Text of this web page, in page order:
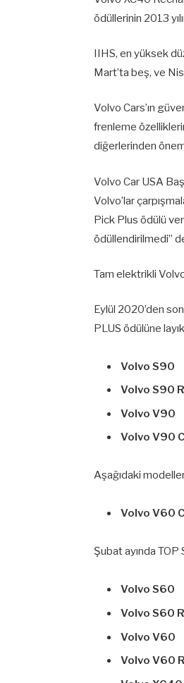
ödüllerinin 2013
IIHS, en yüksek
Mart’ta beş, ve
Volvo Cars’ın
frenleme
diğerlerinden
Volvo Car USA
Volvo’lar
Pick Plus ödülü
ödüllendirilmedi”
Tam elektrikli
Eylül 2020’den
PLUS ödülüne
Volvo S90
Volvo S90
Volvo V90
Volvo V90
Aşağıdaki
Volvo V60
Şubat ayında
Volvo S60
Volvo S60
Volvo V60
Volvo V60